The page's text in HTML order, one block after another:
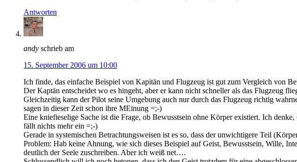
Antworten
andy schrieb am
15. September 2006 um 10:00
Ich finde, das einfache Beispiel von Kapitän und Flugzeug ist gut zum Vergleich von
Der Kaptän entscheidet wo es hingeht, aber er kann nicht schneller als das Flugzeug
Gleichzeitig kann der Pilot seine Umgebung auch nur durch das Flugzeug richtig
sagen in dieser Zeit schon ihre MEinung =;-)
Eine kniefieselige Sache ist die Frage, ob Bewusstsein ohne Körper existiert. Ich
fällt nichts mehr ein =;-)
Gerade in systemischen Betrachtungsweisen ist es so, dass der unwichtigere Teil
Problem: Hab keine Ahnung, wie sich dieses Beispiel auf Geist, Bewusstsein, Wille,
deutlich der Seele zuschreiben. Aber ich weiß net….